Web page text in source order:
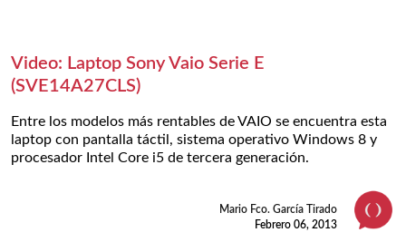
Video: Laptop Sony Vaio Serie E
(SVE14A27CLS)
Entre los modelos más rentables de VAIO se encuentra esta
laptop con pantalla táctil, sistema operativo Windows 8 y
procesador Intel Core i5 de tercera generación.
Mario Fco. García Tirado
Febrero 06, 2013